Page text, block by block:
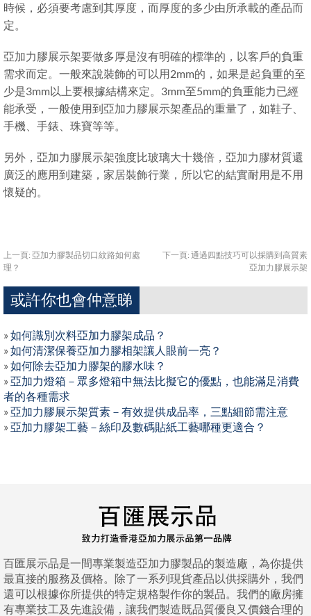
時候，必須要考慮到其厚度，而厚度的多少由所承載的產品而
定。
亞加力膠展示架要做多厚是沒有明確的標準的，以客戶的負重
需求而定。一般來說裝飾的可以用2mm的，如果是起負重的至
少是3mm以上要根據結構來定。3mm至5mm的負重能力已經
能承受，一般使用到亞加力膠展示架產品的重量了，如鞋子、
手機、手錶、珠寶等等。
另外，亞加力膠展示架強度比玻璃大十幾倍，亞加力膠材質還
廣泛的應用到建築，家居裝飾行業，所以它的結實耐用是不用
懷疑的。
上一頁: 亞加力膠製品切口紋路如何處
理？
下一頁: 通過四點技巧可以採購到高質素
亞加力膠展示架
或許你也會仲意睇
» 如何識別次料亞加力膠架成品？
» 如何清潔保養亞加力膠相架讓人眼前一亮？
» 如何除去亞加力膠架的膠水味？
» 亞加力燈箱－眾多燈箱中無法比擬它的優點，也能滿足消費
者的各種需求
» 亞加力膠展示架質素－有效提供成品率，三點細節需注意
» 亞加力膠架工藝－絲印及數碼貼紙工藝哪種更適合？
百匯展示品是一間專業製造亞加力膠製品的製造廠，為你提供
最直接的服務及價格。除了一系列現貨產品以供採購外，我們
還可以根據你所提供的特定規格製作你的製品。我們的廠房擁
有專業技工及先進設備，讓我們製造既品質優良又價錢合理的